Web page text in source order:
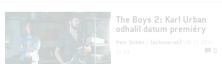
The Boys 2: Karl Urban
odhalil datum premiéry
Petr Schön - (schonecek)
0